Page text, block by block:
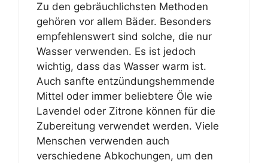
Zu den gebräuchlichsten Methoden
gehören vor allem Bäder. Besonders
empfehlenswert sind solche, die nur
Wasser verwenden. Es ist jedoch
wichtig, dass das Wasser warm ist.
Auch sanfte entzündungshemmende
Mittel oder immer beliebtere Öle wie
Lavendel oder Zitrone können für die
Zubereitung verwendet werden. Viele
Menschen verwenden auch
verschiedene Abkochungen, um den